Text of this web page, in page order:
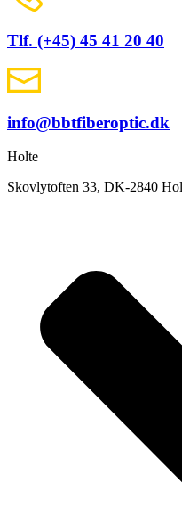
Tlf. (+45) 45 41 20 40
info@bbtfiberoptic.dk
Holte
Skovlytoften 33, DK-2840